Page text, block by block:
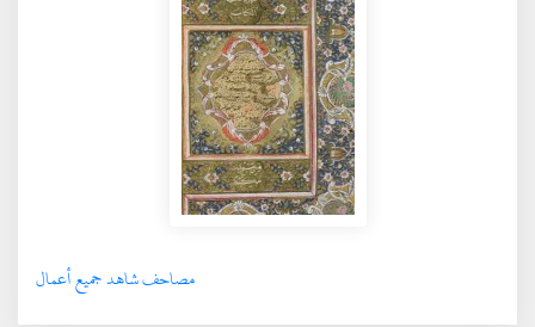
مصاحف شاهد جميع أعمال